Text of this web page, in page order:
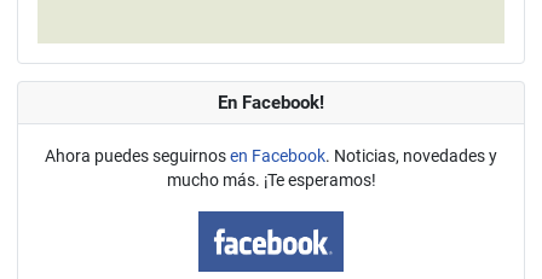
En Facebook!
Ahora puedes seguirnosen Facebook. Noticias, novedades y
mucho más. ¡Te esperamos!